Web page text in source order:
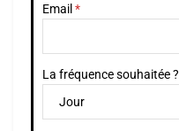
Email
La fréquence souhaitée ?